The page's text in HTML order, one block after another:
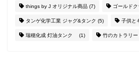
things by J オリジナル商品 (7) ゴールド
タンゲ化学工業 ジャグ&タンク (5) 子供と
瑞穂化成 灯油タンク (1) 竹のカトラリー